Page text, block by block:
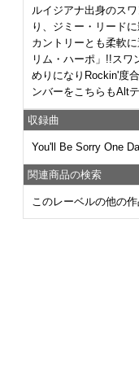
ルイジアナ出身のス
り、ジミー・リード
カントリーとも柔軟
リム・ハーポ」!!スワ
めりになりRockin'度
ンバーをこちらもAlt
収録曲
You'll Be Sorry One
関連商品の検索
このレーベルの他の